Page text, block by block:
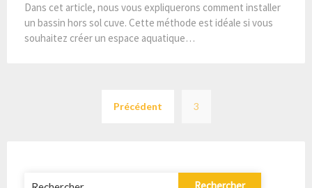
Dans cet article, nous vous expliquerons comment installer
un bassin hors sol cuve. Cette méthode est idéale si vous
souhaitez créer un espace aquatique…
des
Précédent 3